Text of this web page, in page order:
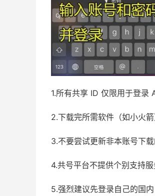
1.所有共享 ID 仅限用于登录
2.下载完所需软件（如小火
3.不要尝试更新非本账号下
4.共号平台不提供个别支持
5.强烈建议先登录自己的国